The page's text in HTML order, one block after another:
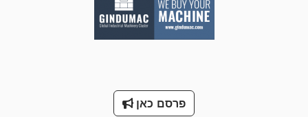
פרסם כאן